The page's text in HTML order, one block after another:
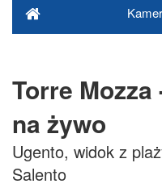
Torre
na żywo
Ugento, widok z
Salento